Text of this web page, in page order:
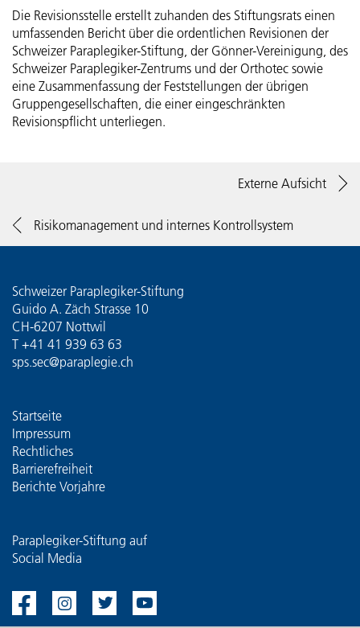
Die Revisionsstelle erstellt zuhanden des Stiftungsrats einen
umfassenden Bericht über die ordentlichen Revisionen der
Schweizer Paraplegiker-Stiftung, der Gönner-Vereinigung, des
Schweizer Paraplegiker-Zentrums und der Orthotec sowie
eine Zusammenfassung der Feststellungen der übrigen
Gruppengesellschaften, die einer eingeschränkten
Revisionspflicht unterliegen.
Risikomanagement und internes Kontrollsystem
Externe Aufsicht
Schweizer Paraplegiker-Stiftung
Guido A. Zäch Strasse 10
CH-6207 Nottwil
T +41 41 939 63 63
sps.sec@paraplegie.ch
Startseite
Impressum
Rechtliches
Barrierefreiheit
Berichte Vorjahre
Paraplegiker-Stiftung auf
Social Media